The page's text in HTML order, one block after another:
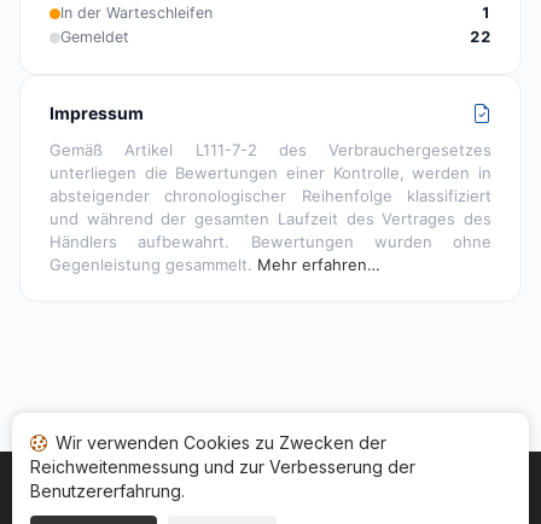
In der Warteschleifen
1
Gemeldet
22
Impressum
Gemäß Artikel L111-7-2 des Verbrauchergesetzes
unterliegen die Bewertungen einer Kontrolle, werden in
absteigender chronologischer Reihenfolge klassifiziert
und während der gesamten Laufzeit des Vertrages des
Händlers aufbewahrt. Bewertungen wurden ohne
Gegenleistung gesammelt. Mehr erfahren…
Startseite Ihr Bewertungsstatus
Wir verwenden Cookies zu Zwecken der
Reichweitenmessung und zur Verbesserung der
Benutzererfahrung.